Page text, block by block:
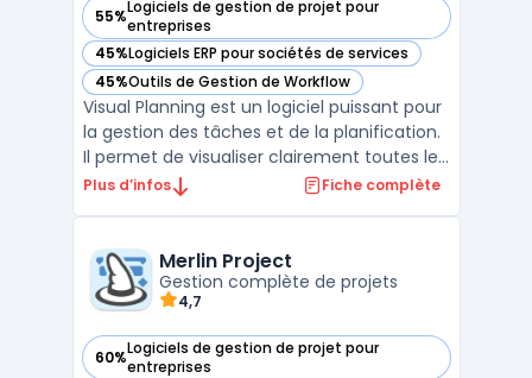
55%Logiciels de gestion de projet pour
entreprises
— voir Visual Planning dans cette catégorie
45%Logiciels ERP pour sociétés de services
— voir Visual Planning dans cette catégorie
45%Outils de Gestion de Workflow
— voir Visual Planning dans cette catégorie
Visual Planning est un logiciel puissant pour
la gestion des tâches et de la planification.
Il permet de visualiser clairement toutes les
activités quotidiennes d'une entreprise, afin
planification assure une gestion simplifi ...
Plus d’infos Fiche complète
Merlin Project
Gestion complète de projets
4,7
60%Logiciels de gestion de projet pour
entreprises
— voir Merlin Project dans cette catégorie